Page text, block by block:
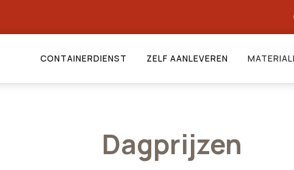
CONTAINERDIENST ZELF AANLEVEREN
Dagprijzen